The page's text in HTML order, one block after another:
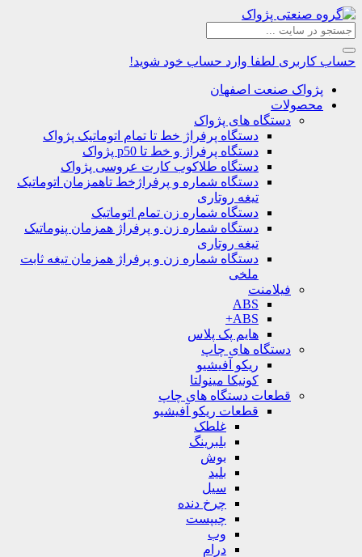
حساب کاربری لطفا وارد حساب خود شوید!
پژواک صنعت اصفهان
محصولات
دستگاه های پژواک
دستگاه پرفراژ خط تا تمام اتوماتیک پژواک
دستگاه پرفراژ و خط تا p50 پژواک
دستگاه طلاکوب کارت عروسی پژواک
دستگاه شماره و پرفراژخط تاهمزمان اتوماتیک
تیغه روتاری
دستگاه شماره زن تمام اتوماتیک
دستگاه شماره زن و پرفراژ همزمان پنوماتیک
تیغه روتاری
دستگاه شماره زن و پرفراژ همزمان تیغه ثابت
ملخی
فیلامنت
ABS
ABS+
هایم پک پلاس
دستگاه های چاپ
ریکو آفیشیو
کونیکا مینولتا
قطعات دستگاه های چاپ
قطعات ریکو آفیشیو
غلطک
بلبرینگ
بوش
بلید
سیل
چرخ دنده
چیپست
وب
درام